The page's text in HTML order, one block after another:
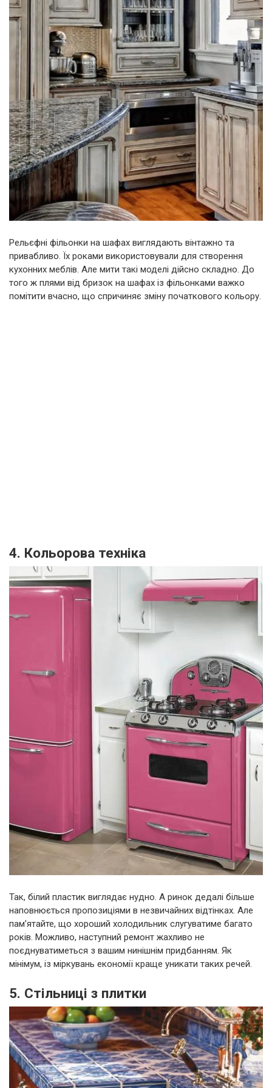
Рельєфні фільонки на шафах виглядають вінтажно та
привабливо. Їх роками використовували для створення
кухонних меблів. Але мити такі моделі дійсно складно. До
того ж плями від бризок на шафах із фільонками важко
помітити вчасно, що спричиняє зміну початкового кольору.
4. Кольорова техніка
Так, білий пластик виглядає нудно. А ринок дедалі більше
наповнюється пропозиціями в незвичайних відтінках. Але
пам’ятайте, що хороший холодильник слугуватиме багато
років. Можливо, наступний ремонт жахливо не
поєднуватиметься з вашим нинішнім придбанням. Як
мінімум, із міркувань економії краще уникати таких речей.
5. Стільниці з плитки